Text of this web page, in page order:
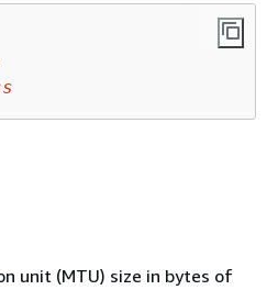
unit (MTU) size in bytes of